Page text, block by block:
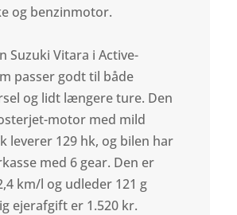
og benzinmotor.
Suzuki Vitara i Active-
passer godt til både
og lidt længere ture. Den
motor med mild
leverer 129 hk, og bilen har
med 6 gear. Den er
km/l og udleder 121 g
ejerafgift er 1.520 kr.